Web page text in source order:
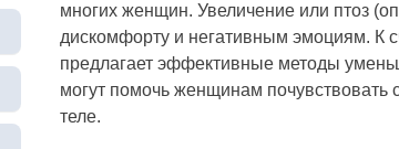
многих женщин. Увеличение или птоз
дискомфорту и негативным эмоциям. К
предлагает эффективные методы
могут помочь женщинам
теле.